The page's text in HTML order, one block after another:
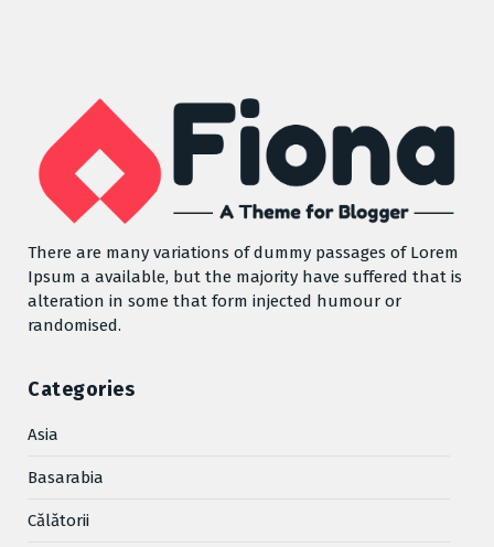
There are many variations of dummy passages of Lorem
Ipsum a available, but the majority have suffered that is
alteration in some that form injected humour or
randomised.
Categories
Asia
Basarabia
Cǎlǎtorii